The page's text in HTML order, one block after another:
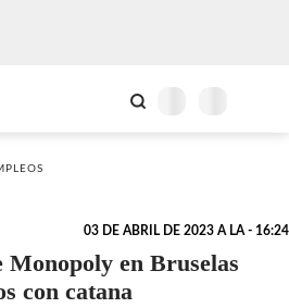
03 DE ABRIL DE 2023 A LA - 16:24
en Bruselas
con catana